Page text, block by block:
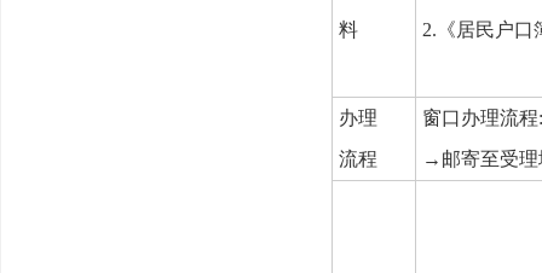
料
2. 《居民户
办理
流程
窗口办理流
→邮寄至受理